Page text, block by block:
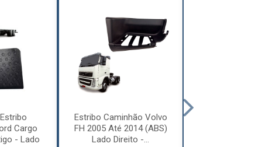
Cargo
- Lado
Estribo Caminhão Volvo
FH 2005 Até 2014 (ABS)
Lado Direito -...